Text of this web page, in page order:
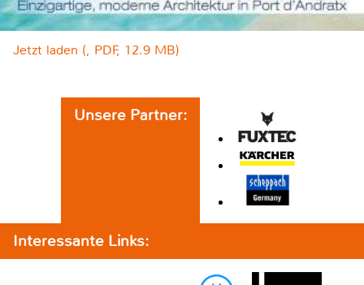
Jetzt laden (, PDF, 12.9 MB)
Unsere Partner:
Interessante Links: